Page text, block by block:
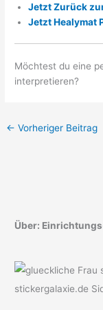
Jetzt Zurück
Jetzt Healymat
Möchtest du eine
interpretieren?
← Vorheriger Beitrag
Über: